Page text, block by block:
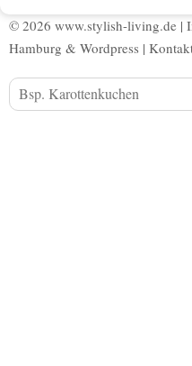
© 2026 www.stylish-living.de |
Hamburg & Wordpress |